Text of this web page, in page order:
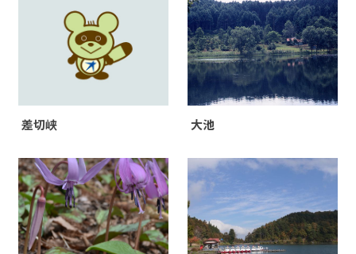
差切峡 大池